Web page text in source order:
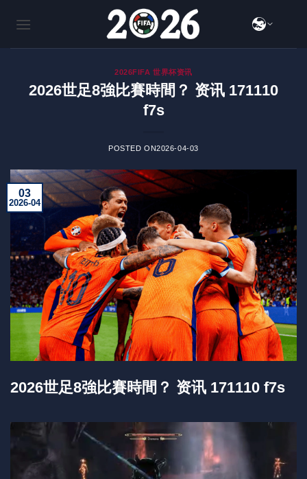
2026FIFA 世界杯资讯
2026世足8強比賽時間？ 资讯 171110
f7s
POSTED ON2026-04-03
03
2026-04
2026世足8強比賽時間？ 资讯 171110 f7s